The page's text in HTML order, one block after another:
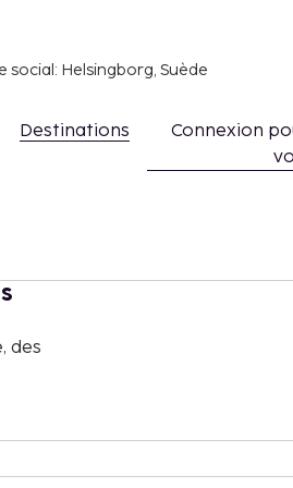
social: Helsingborg, Suède
Destinations
Connexion
des